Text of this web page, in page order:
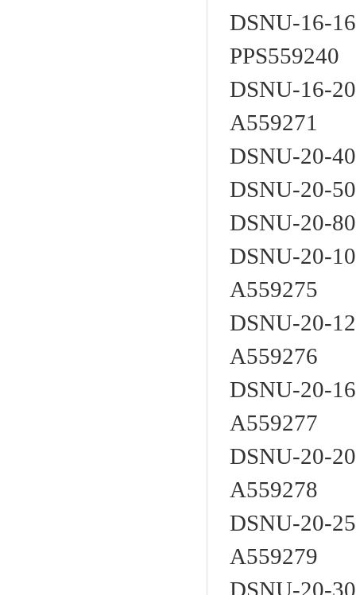
DSNU-16-
PPS559240
DSNU-16-
A559271
DSNU-20-
DSNU-20-
DSNU-20-
DSNU-20-
A559275
DSNU-20-
A559276
DSNU-20-
A559277
DSNU-20-
A559278
DSNU-20-
A559279
DSNU-20-